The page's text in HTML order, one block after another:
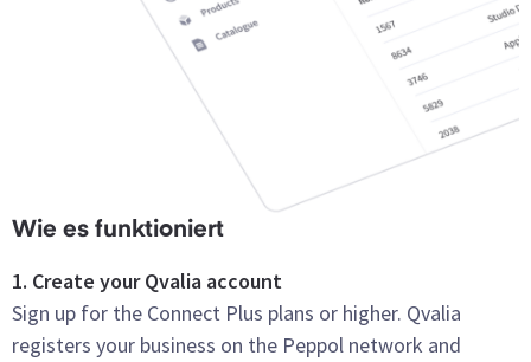
Wie es funktioniert
1. Create your Qvalia account
Sign up for the Connect Plus plans or higher. Qvalia
registers your business on the Peppol network and